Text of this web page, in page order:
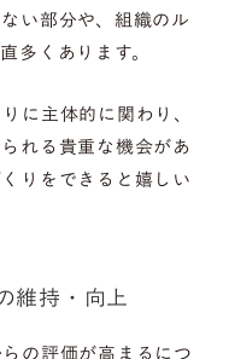
い部分や、組織のル
多くあります。
に主体的に関わり、
れる貴重な機会があ
りをできると嬉しい
維持・向上